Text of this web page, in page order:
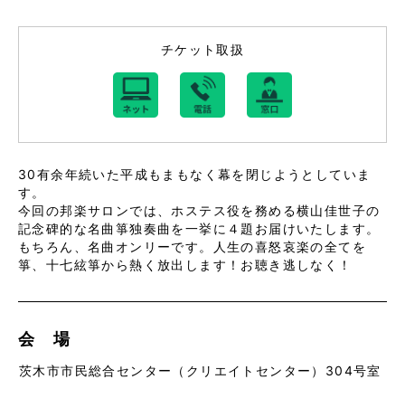
チケット取扱
30有余年続いた平成もまもなく幕を閉じようとしていま
す。
今回の邦楽サロンでは、ホステス役を務める横山佳世子の
記念碑的な名曲箏独奏曲を一挙に４題お届けいたします。
もちろん、名曲オンリーです。人生の喜怒哀楽の全てを
箏、十七絃箏から熱く放出します！お聴き逃しなく！
会 場
茨木市市民総合センター（クリエイトセンター）304号室